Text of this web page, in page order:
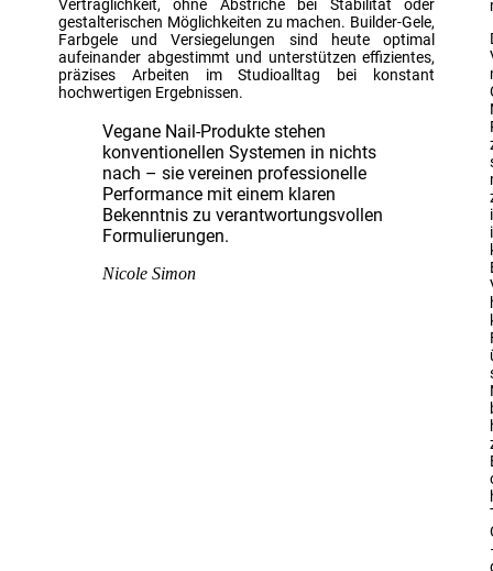
Verträglichkeit, ohne Abstriche bei Stabilität oder
gestalterischen Möglichkeiten zu machen. Builder-Gele,
Farbgele und Versiegelungen sind heute optimal
aufeinander abgestimmt und unterstützen effizientes,
präzises Arbeiten im Studioalltag bei konstant
hochwertigen Ergebnissen.
Vegane Nail-Produkte stehen
konventionellen Systemen in nichts
nach – sie vereinen professionelle
Performance mit einem klaren
Bekenntnis zu verantwortungsvollen
Formulierungen.
Nicole Simon